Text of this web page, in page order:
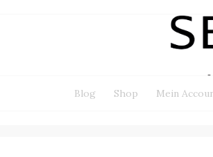
Blog Shop Mein